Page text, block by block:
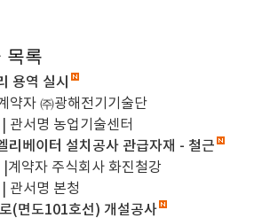
목록
용역 실시
약자 ㈜광해전기기술단
관서명 농업기술센터
리베이터 설치공사 관급자재 - 철근
계약자 주식회사 화진철강
관서명 본청
(면도101호선) 개설공사